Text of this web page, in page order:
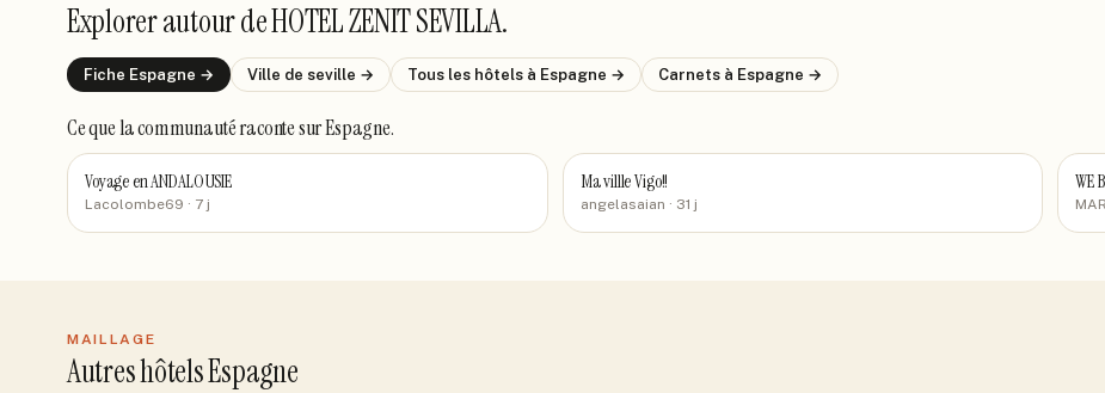
Explorer autour deHOTEL ZENIT SEVILLA.
Fiche Espagne → Ville de seville → Tous les hôtels à Espagne → Carnets à Espagne →
Ce que la communauté racontesur Espagne.
Voyage en ANDALOUSIE
Lacolombe69 · 7 j
Ma villle Vigo!!
angelasaian · 31 j
WE
MAILLAGE
Autres hôtels Espagne